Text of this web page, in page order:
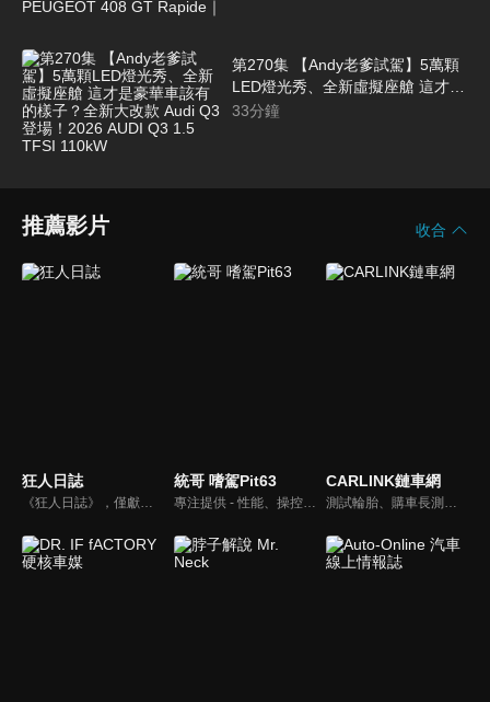
第270集 【Andy老爹試駕】5萬顆
LED燈光秀、全新虛擬座艙 這才是
豪華車該有的樣子？全新大改款
33分鐘
推薦影片 收合
狂人日誌 統哥 嗜駕Pit63
專注提供 - 性能、操控、改裝、樂趣、實用 的汽車頻道。
CARLINK鏈車網